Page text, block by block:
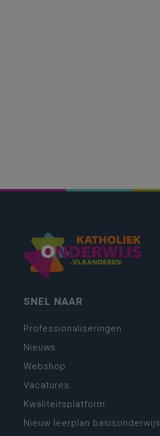
SNEL NAAR
Professionaliseringen
Nieuws
Webshop
Vacatures
Kwaliteitsplatform
Nieuw leerplan basisonderwijs